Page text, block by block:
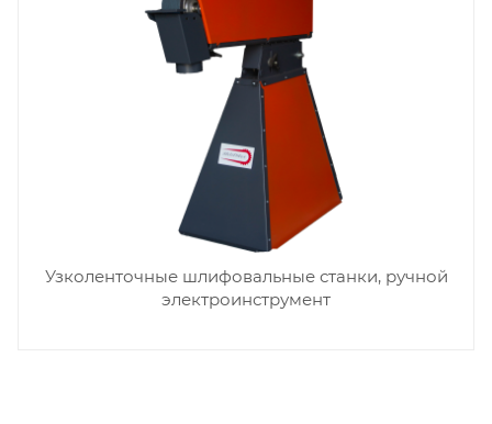
Узколенточные шлифовальные станки, ручной
электроинструмент